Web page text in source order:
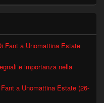
Fant a Unomattina Estate
e importanza nella
a Unomattina Estate (26-